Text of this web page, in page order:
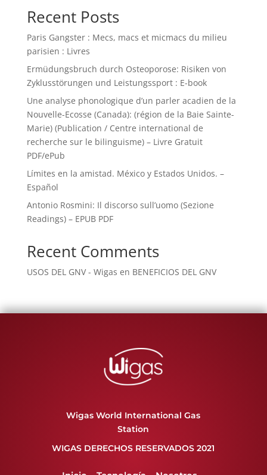
Recent Posts
Paris Gangster : Mecs, macs et micmacs du milieu
parisien : Livres
Ermüdungsbruch durch Osteoporose: Risiken von
Zyklusstörungen und Leistungssport : E-book
Une analyse phonologique d’un parler acadien de la
Nouvelle-Ecosse (Canada): (région de la Baie Sainte-
Marie) (Publication / Centre international de
recherche sur le bilinguisme) – Livre Gratuit
PDF/ePub
Límites en la amistad. México y Estados Unidos. –
Español
Antonio Rosmini: Il discorso sull’uomo (Sezione
Readings) – EPUB PDF
Recent Comments
USOS DEL GNV - Wigas en BENEFICIOS DEL GNV
Wigas World International Gas
Station
WIGAS DERECHOS RESERVADOS 2021